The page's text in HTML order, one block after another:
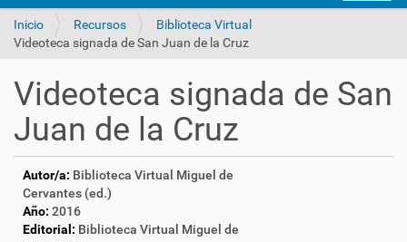
Inicio Recursos
Biblioteca Virtual
Videoteca signada de San Juan de la Cruz
Videoteca signada de San
Juan de la Cruz
Autor/a: Biblioteca Virtual Miguel de
Cervantes (ed.)
Año: 2016
Editorial: Biblioteca Virtual Miguel de